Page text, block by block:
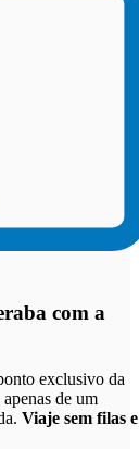
com a
exclusivo da
de um
Viaje sem filas e